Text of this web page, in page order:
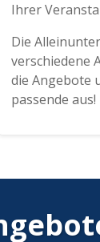
Ihrer
Die
verschiedene
die Angebote
passende aus!